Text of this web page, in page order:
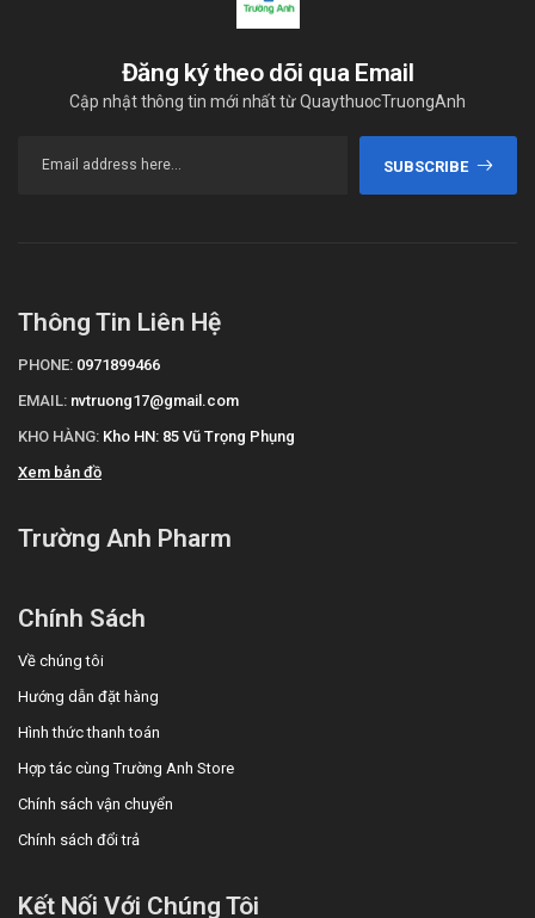
Đăng ký theo dõi qua Email
Cập nhật thông tin mới nhất từ QuaythuocTruongAnh
SUBSCRIBE
Thông Tin Liên Hệ
PHONE: 0971899466
EMAIL: nvtruong17@gmail.com
KHO HÀNG: Kho HN: 85 Vũ Trọng Phụng
Xem bản đồ
Trường Anh Pharm
Chính Sách
Về chúng tôi
Hướng dẫn đặt hàng
Hình thức thanh toán
Hợp tác cùng Trường Anh Store
Chính sách vận chuyển
Chính sách đổi trả
Kết Nối Với Chúng Tôi